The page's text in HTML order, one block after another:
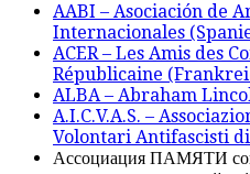
AABI – Asociación de
Internacionales
ACER – Les Amis des
Républicaine
ALBA – Abraham
A.I.C.V.A.S. –
Volontari Antifascisti
Ассоциация ПАМЯТИ